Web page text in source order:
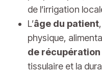
de l’irrigation
L’âge du patient
physique,
de récupération
tissulaire et la